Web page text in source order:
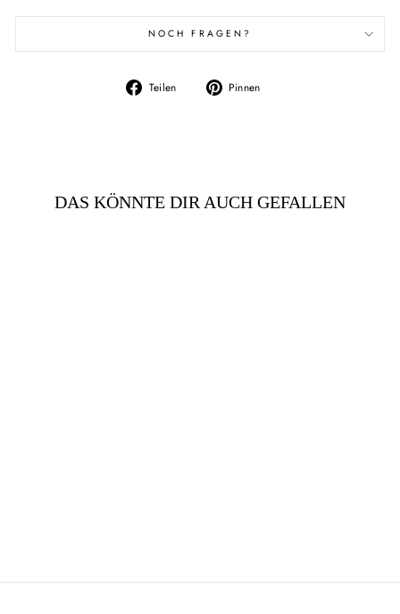
NOCH FRAGEN?
Teilen
Auf
Facebook
Pinnen
DAS KÖNNTE DIR AUCH GEFALLEN